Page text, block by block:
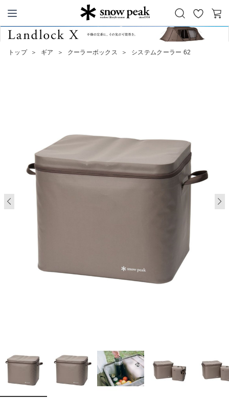
Snow Peak
お
気
カ
トップ ＞ ギア ＞ クーラーボックス ＞ システムクーラー 62